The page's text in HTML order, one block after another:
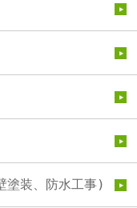
塗装、防水工事)